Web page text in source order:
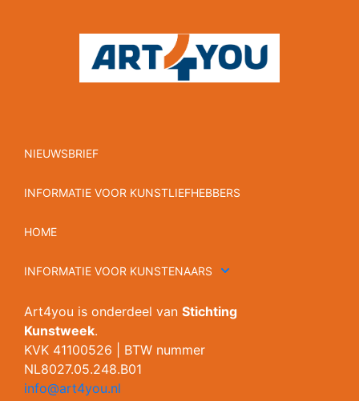
NIEUWSBRIEF
INFORMATIE VOOR KUNSTLIEFHEBBERS
HOME
INFORMATIE VOOR KUNSTENAARS
Art4you is onderdeel van Stichting
Kunstweek.
KVK 41100526 | BTW nummer
NL8027.05.248.B01
info@art4you.nl